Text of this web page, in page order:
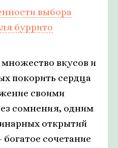
выбора
буррито
вкусов и
покорить сердца
своими
сомнения, одним
открытий
сочетание